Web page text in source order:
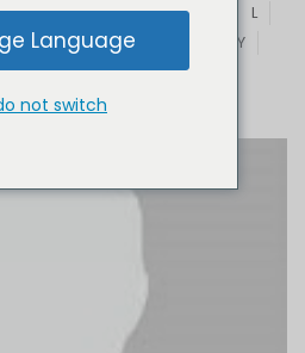
E F G H I J
L
S T U V
Y
Language
not switch